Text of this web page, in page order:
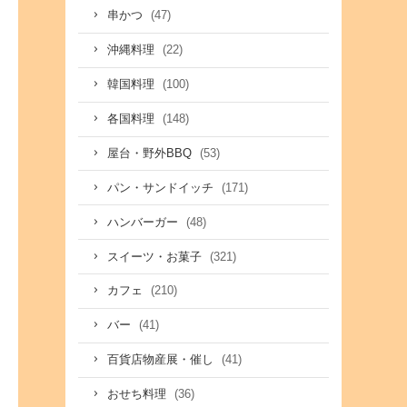
串かつ (47)
沖縄料理 (22)
韓国料理 (100)
各国料理 (148)
屋台・野外BBQ (53)
パン・サンドイッチ (171)
ハンバーガー (48)
スイーツ・お菓子 (321)
カフェ (210)
バー (41)
百貨店物産展・催し (41)
おせち料理 (36)